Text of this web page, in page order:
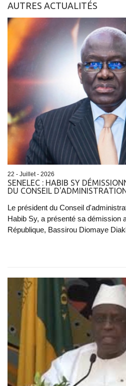
AUTRES ACTUALITÉS
22 - Juillet - 2026
SENELEC : HABIB SY
DU CONSEIL
Le président du Conseil
Habib Sy, a présenté sa démission
République, Bassirou Diomaye